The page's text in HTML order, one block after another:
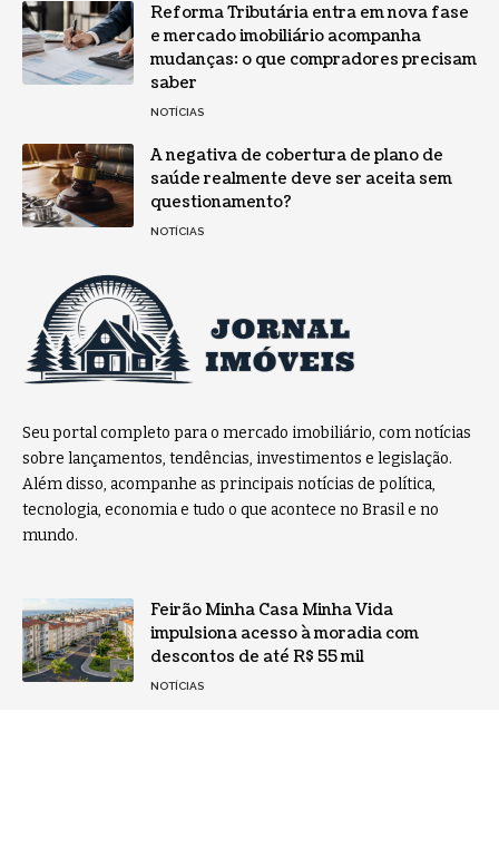
Reforma Tributária entra em nova fase
e mercado imobiliário acompanha
mudanças: o que compradores precisam
saber
NOTÍCIAS
A negativa de cobertura de plano de
saúde realmente deve ser aceita sem
questionamento?
NOTÍCIAS
Seu portal completo para o mercado imobiliário, com notícias
sobre lançamentos, tendências, investimentos e legislação.
Além disso, acompanhe as principais notícias de política,
tecnologia, economia e tudo o que acontece no Brasil e no
mundo.
Feirão Minha Casa Minha Vida
impulsiona acesso à moradia com
descontos de até R$ 55 mil
NOTÍCIAS